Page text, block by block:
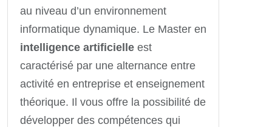
au niveau d’un environnement
informatique dynamique. Le Master en
intelligence artificielle est
caractérisé par une alternance entre
activité en entreprise et enseignement
théorique. Il vous offre la possibilité de
développer des compétences qui